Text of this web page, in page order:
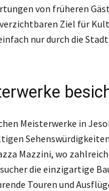
von früheren
Ziel für
nur durch die
Meisterwerke in
Mazzini, wo
die einzigartige
Touren und